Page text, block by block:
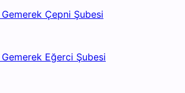
Çepni Şubesi
Eğerci Şubesi